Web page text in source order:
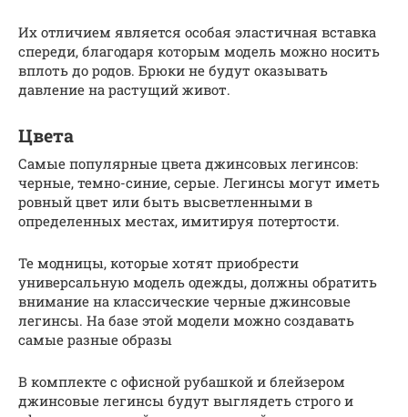
Их отличием является особая эластичная вставка
спереди, благодаря которым модель можно носить
вплоть до родов. Брюки не будут оказывать
давление на растущий живот.
Цвета
Самые популярные цвета джинсовых легинсов:
черные, темно-синие, серые. Легинсы могут иметь
ровный цвет или быть высветленными в
определенных местах, имитируя потертости.
Те модницы, которые хотят приобрести
универсальную модель одежды, должны обратить
внимание на классические черные джинсовые
легинсы. На базе этой модели можно создавать
самые разные образы
В комплекте с офисной рубашкой и блейзером
джинсовые легинсы будут выглядеть строго и